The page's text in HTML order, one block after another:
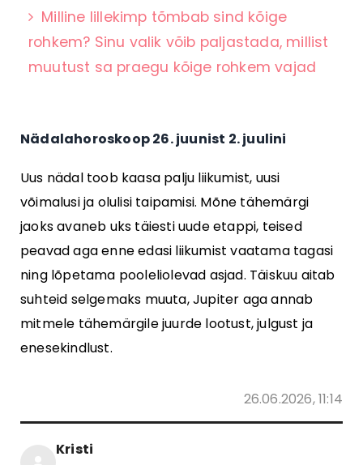
Milline lillekimp tõmbab sind kõige
rohkem? Sinu valik võib paljastada, millist
muutust sa praegu kõige rohkem vajad
Nädalahoroskoop 26. juunist 2. juulini
Uus nädal toob kaasa palju liikumist, uusi
võimalusi ja olulisi taipamisi. Mõne tähemärgi
jaoks avaneb uks täiesti uude etappi, teised
peavad aga enne edasi liikumist vaatama tagasi
ning lõpetama pooleliolevad asjad. Täiskuu aitab
suhteid selgemaks muuta, Jupiter aga annab
mitmele tähemärgile juurde lootust, julgust ja
enesekindlust.
26.06.2026, 11:14
Kristi